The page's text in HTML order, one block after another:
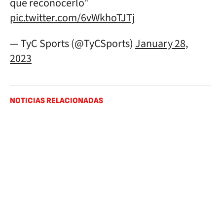
pic.twitter.com/6vWkhoTJTj
— TyC Sports (@TyCSports) January 28,
2023
NOTICIAS RELACIONADAS